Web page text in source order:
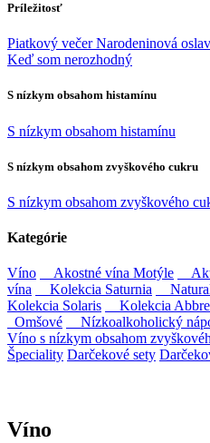
Príležitosť
Piatkový večerNarodeninová
Keď som nerozhodný
S nízkym obsahom histamínu
S nízkym obsahom histamínu
S nízkym obsahom zvyškového cukru
S nízkym obsahom zvyškového
Kategórie
Víno Akostné vína Motýle
vína
Kolekcia Saturnia
Kolekcia Solaris
Kolekcia
Omšové
Nízkoalkoholický
Víno s nízkym obsahom
Špeciality Darčekové sety
Víno